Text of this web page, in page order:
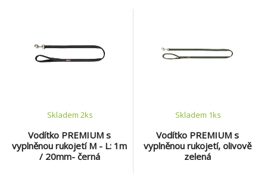
Vodítko PREMIUM s
vyplněnou rukojetí M - L: 1m
/ 20mm- černá
Skladem 2ks
Vodítko PREMIUM s
vyplněnou rukojetí, olivově
zelená
Skladem 1ks